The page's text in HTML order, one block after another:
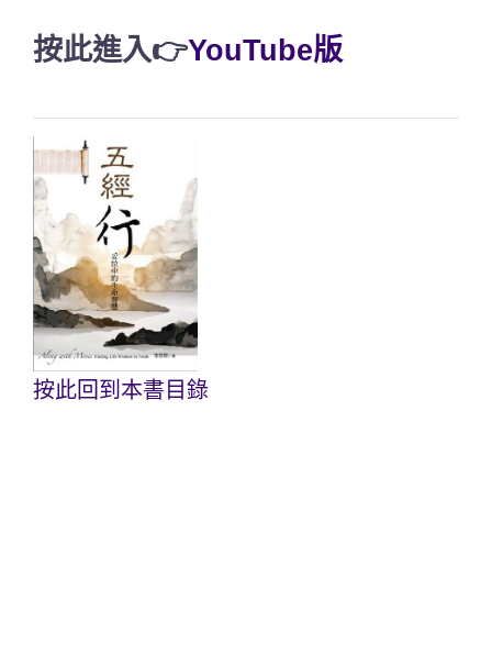
按此進入👉YouTube版
按此回到本書目錄